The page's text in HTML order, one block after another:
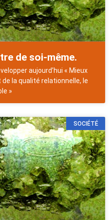
de soi-même.
aujourd’hui « Mieux
la qualité relationnelle, le
»
SOCIÉTÉ